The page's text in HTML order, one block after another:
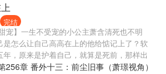
跃进高门当主母的请点叉4、以上本文都木
非宠文，洁党请绕行??????某愫的读者群，
懒的作者哟，294261068，敲门砖是留言的名
完结
宠】一生不受宠的小公主萧含清死也不明
是怎么让自己高高在上的他给惦记上了？软
年，原来是护着自己，就算是死前，那样出
谪仙，居然为了自己开口低声下气的求别
256章 番外十三：前尘旧事（萧璟视角）